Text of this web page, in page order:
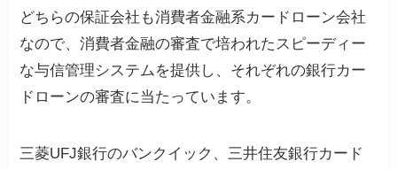
どちらの保証会社も消費者金融系カードローン会社
なので、消費者金融の審査で培われたスピーディー
な与信管理システムを提供し、それぞれの銀行カー
ドローンの審査に当たっています。
三菱UFJ銀行のバンクイック、三井住友銀行カード